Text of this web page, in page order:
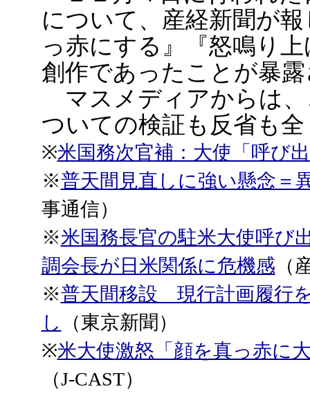
について、産経新聞が
っ赤にする』『怒鳴り
創作であったことが暴
マスメディアからは
ついての検証も反省も
※米国務次官補：大使「呼び
※普天間見直しに強い懸念＝
事通信）
※米国務長官の駐米大使呼び
調会長が日米関係に危機感 （
※普天間移設 現行計画履行
し
（東京新聞）
※米大使激怒「顔を真っ赤に
（J-CAST）